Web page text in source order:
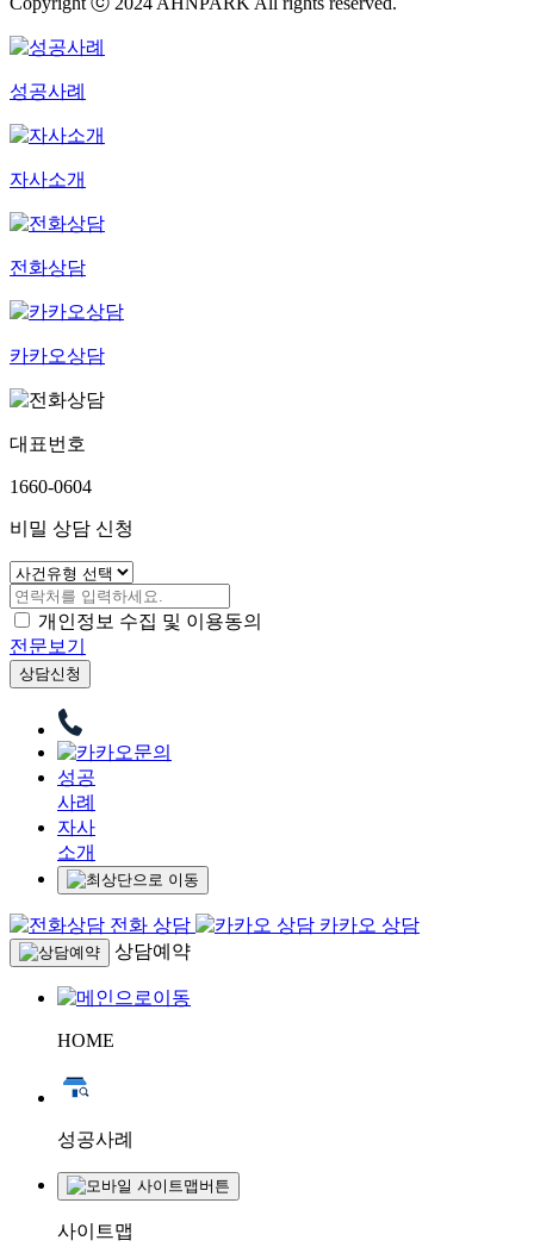
성공사례
자사소개
전화상담
카카오상담
대표번호
1660-0604
비밀 상담 신청
개인정보 수집 및 이용동의
전문보기
상담신청
성공
사례
자사
소개
전화 상담
카카오 상담
상담예약
HOME
성공사례
사이트맵